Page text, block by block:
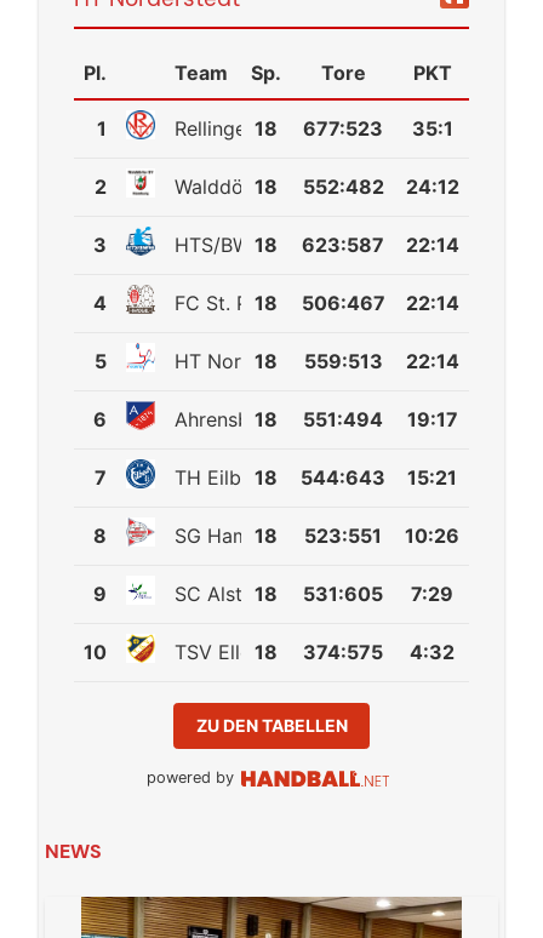
Pl. Team Sp. Tore PKT
1 Rellinger TV
18 677:523 35:1
2 Walddörfer SV
18 552:482 24:12
3 HTS/BW96 Handball 2
18 623:587 22:14
4 FC St. Pauli
18 506:467 22:14
5 HT Norderstedt
18 559:513 22:14
6 Ahrensburger TSV
18 551:494 19:17
7 TH Eilbeck
18 544:643 15:21
8 SG Hamburg-Nord 2
18 523:551 10:26
9 SC Alstertal-Langenhorn
18 531:605 7:29
10 TSV Ellerbek
18 374:575 4:32
ZU DEN TABELLEN
powered by
NEWS